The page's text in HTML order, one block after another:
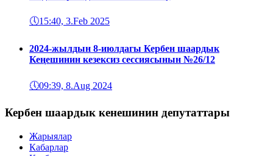
🕔15:40, 3.Feb 2025
2024-жылдын 8-июлдагы Кербен шаардык
Кеңешинин кезексиз сессиясынын №26/12
🕔09:39, 8.Aug 2024
Кербен шаардык кенешинин депутаттары
Жарыялар
Кабарлар